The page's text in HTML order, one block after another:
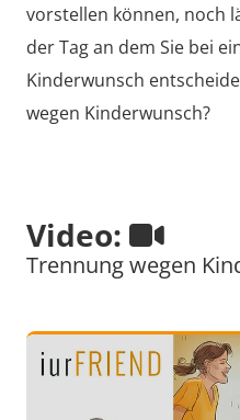
vorstellen können, noch
der Tag an dem Sie bei
Kinderwunsch
wegen Kinderwunsch?
Video:
Trennung wegen